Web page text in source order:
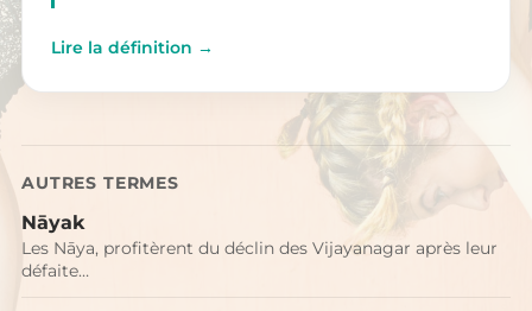
Lire la définition →
AUTRES TERMES
Nāyak
Les Nāya, profitèrent du déclin des Vijayanagar après leur
défaite…